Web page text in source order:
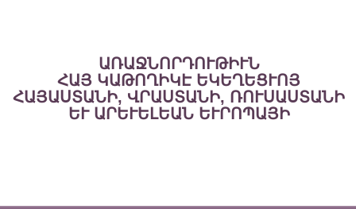
ԱՌԱՋՆՈՐԴՈՒԹԻՒՆ
ՀԱՅ ԿԱԹՈՂԻԿԷ ԵԿԵՂԵՑՒՈՅ
ՀԱՅԱՍՏԱՆԻ, ՎՐԱՍՏԱՆԻ, ՌՈՒՍԱՍՏԱՆԻ
ԵՒ ԱՐԵՒԵԼԵԱՆ ԵՒՐՈՊԱՅԻ